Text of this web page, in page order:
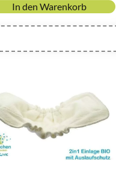
In den Warenkorb